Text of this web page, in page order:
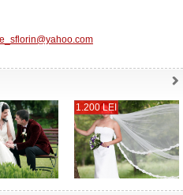
1.200 LEI